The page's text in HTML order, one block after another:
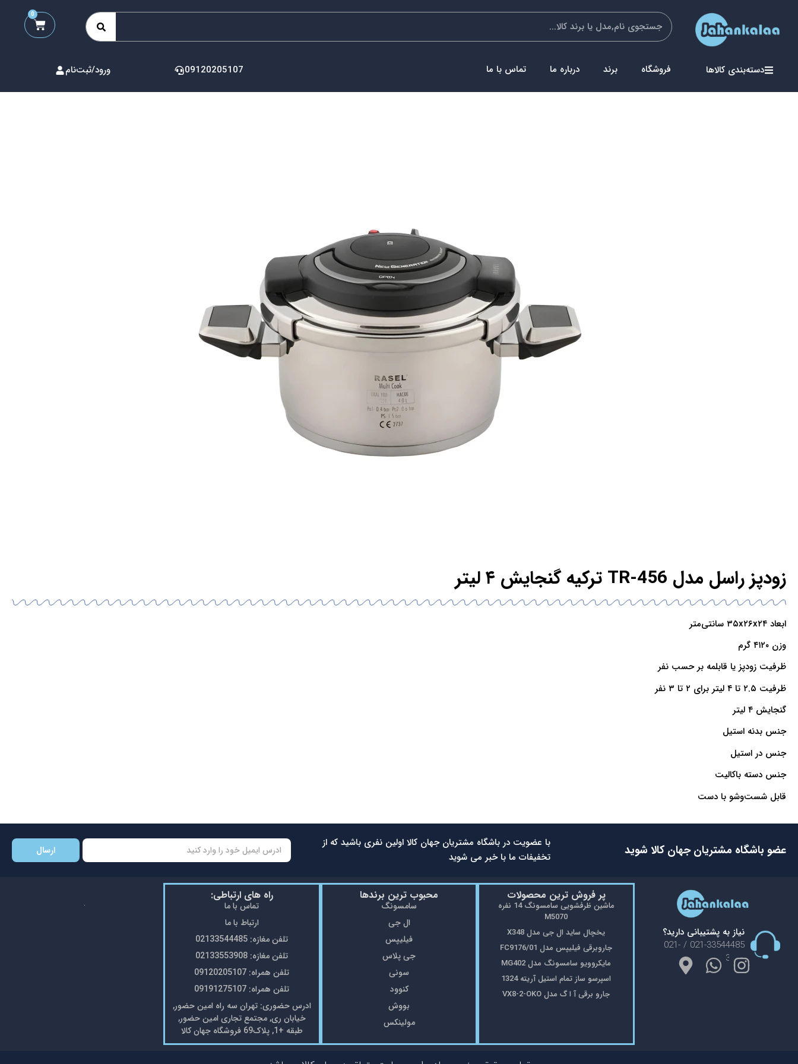
0
دسته‌بندی کالاها فروشگاه برند درباره ما تماس با ما 09120205107 ورود/ثبت‌نام
زودپز راسل مدل TR-456 ترکیه گنجایش ۴ لیتر
ابعاد ۳۵x۲۶x۲۴ سانتی‌متر
وزن ۴۱۲۰ گرم
ظرفیت زودپز یا قابلمه بر حسب نفر
ظرفیت ۲.۵ تا ۴ لیتر برای ۲ تا ۳ نفر
گنجایش ۴ لیتر
جنس بدنه استیل
جنس در استیل
جنس دسته باکالیت
قابل شست‌و‌شو با دست
عضو باشگاه مشتریان جهان کالا شوید
با عضویت در باشگاه مشتریان جهان کالا اولین نفری باشید که از
تخفیفات ما با خبر می شوید
ارسال
نیاز به پشتیبانی دارید؟
021-33544485 / 021-
33553908
پر فروش ترین محصولات
ماشین ظرفشویی سامسونگ 14 نفره
M5070
یخچال ساید ال جی مدل X348
جاروبرقی فیلیپس مدل FC9176/01
مایکروویو سامسونگ مدل MG402
اسپرسو ساز تمام استیل آریته 1324
جارو برقی آ ا گ مدل VX8-2-OKO
محبوب ترین برندها
سامسونگ
ال جی
فیلیپس
جی پلاس
سونی
کنوود
بووش
مولینکس
راه های ارتباطی:
تماس با ما
ارتباط با ما
تلفن مغازه: 02133544485
تلفن مغازه: 02133553908
تلفن همراه: 09120205107
تلفن همراه: 09191275107
ادرس حضوری: تهران سه راه امین حضور,
خیابان ری, مجتمع تجاری امین حضور,
طبقه +1, پلاک69 فروشگاه جهان کالا